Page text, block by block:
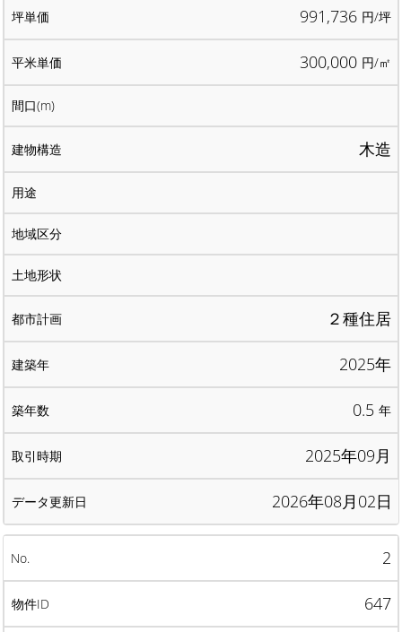
991,736 円/坪
300,000 円/㎡
木造
２種住居
2025年
0.5 年
2025年09月
2026年08月02日
2
647